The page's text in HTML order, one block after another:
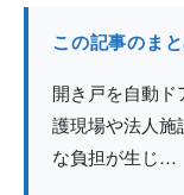
関西エリア
この記事のま
開き戸を自動ド
護現場や法人施
な負担が生じ…